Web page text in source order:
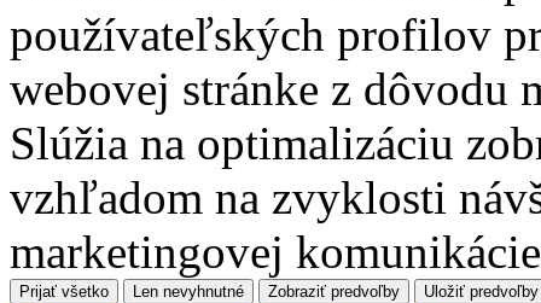
používateľských profilov
webovej stránke z dôvodu
Slúžia na optimalizáciu
vzhľadom na zvyklosti
marketingovej
Prijať všetko Len nevyhnutné Zobraziť predvoľby Uložiť predvoľby